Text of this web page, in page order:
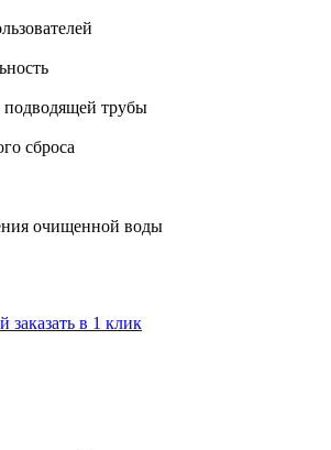
подводящей трубы
сброса
очищенной воды
заказать в 1 клик